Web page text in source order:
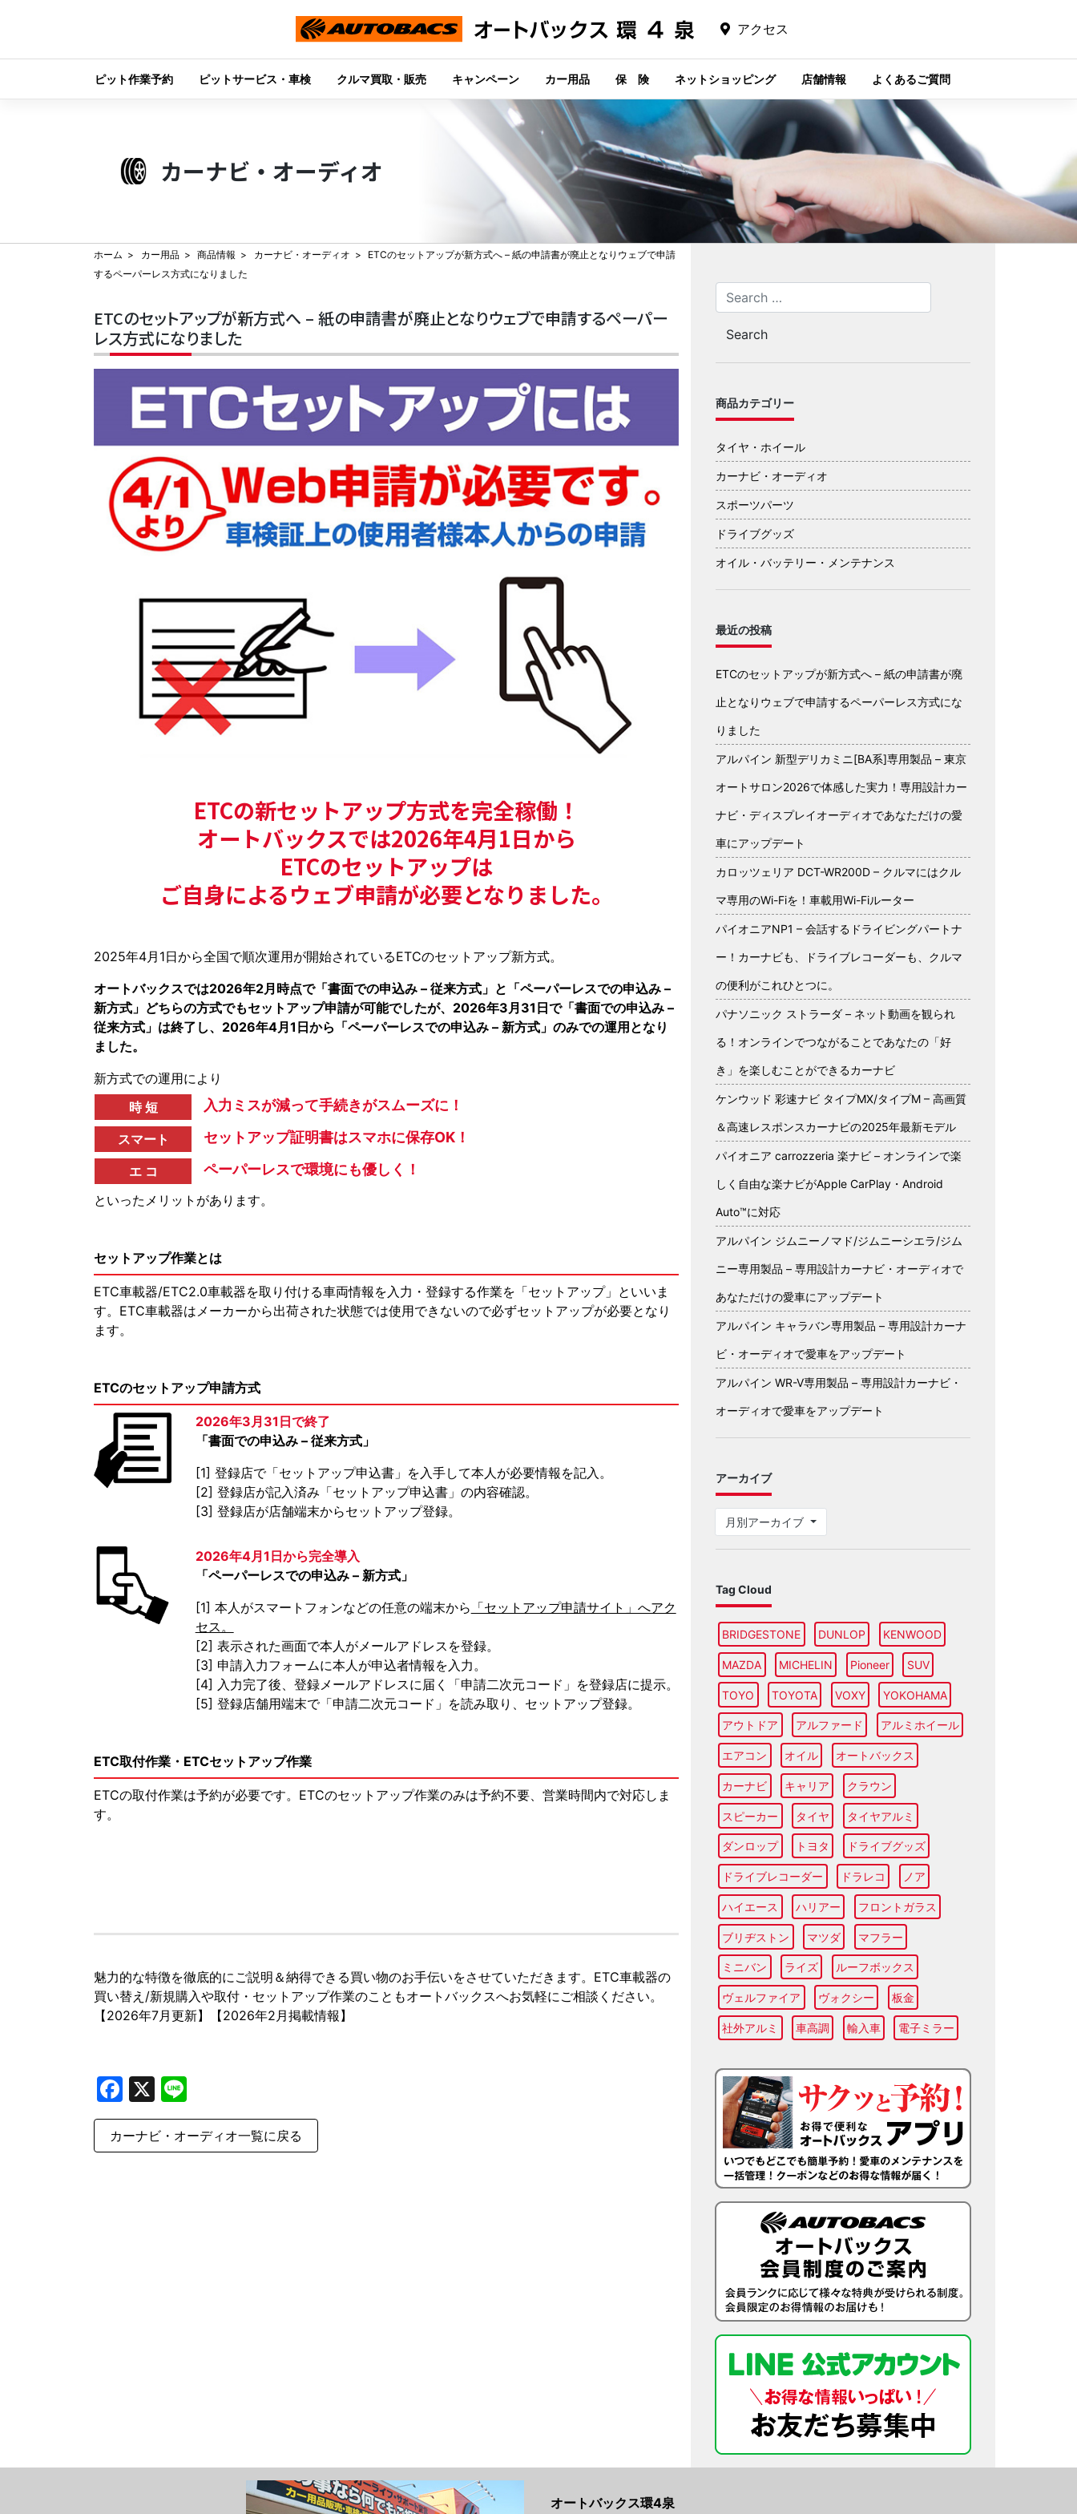
アクセス
ピット作業予約 ピットサービス・車検 クルマ買取・販売 キャンペーン カー用品 保 険 ネットショッピング 店舗情報 よくあるご質問
カーナビ・オーディオ
ホーム カー用品 商品情報 カーナビ・オーディオ
ETCのセットアップが新方式へ – 紙の申請書が廃止となりウェブで申請
するペーパーレス方式になりました
ETCのセットアップが新方式へ – 紙の申請書が廃止となりウェブで申請するペーパー
レス方式になりました
ETCの新セットアップ方式を完全稼働！
オートバックスでは2026年4月1日から
ETCのセットアップは
ご自身によるウェブ申請が必要となりました。
2025年4月1日から全国で順次運用が開始されているETCのセットアップ新方式。
オートバックスでは2026年2月時点で「書面での申込み – 従来方式」と「ペーパーレスでの申込み –
新方式」どちらの方式でもセットアップ申請が可能でしたが、2026年3月31日で「書面での申込み –
従来方式」は終了し、2026年4月1日から「ペーパーレスでの申込み – 新方式」のみでの運用となり
ました。
新方式での運用により
時 短
入力ミスが減って手続きがスムーズに！
スマート セットアップ証明書はスマホに保存OK！
エ コ ペーパーレスで環境にも優しく！
といったメリットがあります。
セットアップ作業とは
ETC車載器/ETC2.0車載器を取り付ける車両情報を入力・登録する作業を「セットアップ」といいま
す。ETC車載器はメーカーから出荷された状態では使用できないので必ずセットアップが必要となり
ます。
ETCのセットアップ申請方式
2026年3月31日で終了
「書面での申込み – 従来方式」
[1] 登録店で「セットアップ申込書」を入手して本人が必要情報を記入。
[2] 登録店が記入済み「セットアップ申込書」の内容確認。
[3] 登録店が店舗端末からセットアップ登録。
2026年4月1日から完全導入
「ペーパーレスでの申込み – 新方式」
[1] 本人がスマートフォンなどの任意の端末から 「セットアップ申請サイト」へアク
セス。
[2] 表示された画面で本人がメールアドレスを登録。
[3] 申請入力フォームに本人が申込者情報を入力。
[4] 入力完了後、登録メールアドレスに届く「申請二次元コード」を登録店に提示。
[5] 登録店舗用端末で「申請二次元コード」を読み取り、セットアップ登録。
ETC取付作業・ETCセットアップ作業
ETCの取付作業は予約が必要です。ETCのセットアップ作業のみは予約不要、営業時間内で対応しま
す。
魅力的な特徴を徹底的にご説明＆納得できる買い物のお手伝いをさせていただきます。ETC車載器の
買い替え/新規購入や取付・セットアップ作業のこともオートバックスへお気軽にご相談ください。
【2026年7月更新】【2026年2月掲載情報】
Facebook
X
カーナビ・オーディオ一覧に戻る
商品カテゴリー
タイヤ・ホイール
カーナビ・オーディオ
スポーツパーツ
ドライブグッズ
オイル・バッテリー・メンテナンス
最近の投稿
ETCのセットアップが新方式へ – 紙の申請書が廃
止となりウェブで申請するペーパーレス方式にな
りました
アルパイン 新型デリカミニ[BA系]専用製品 – 東京
オートサロン2026で体感した実力！専用設計カー
ナビ・ディスプレイオーディオであなただけの愛
車にアップデート
カロッツェリア DCT-WR200D – クルマにはクル
マ専用のWi-Fiを！車載用Wi-Fiルーター
パイオニアNP1 – 会話するドライビングパートナ
ー！カーナビも、ドライブレコーダーも、クルマ
の便利がこれひとつに。
パナソニック ストラーダ – ネット動画を観られ
る！オンラインでつながることであなたの「好
き」を楽しむことができるカーナビ
ケンウッド 彩速ナビ タイプMX/タイプM – 高画質
＆高速レスポンスカーナビの2025年最新モデル
パイオニア carrozzeria 楽ナビ – オンラインで楽
しく自由な楽ナビがApple CarPlay・Android
Auto™に対応
アルパイン ジムニーノマド/ジムニーシエラ/ジム
ニー専用製品 – 専用設計カーナビ・オーディオで
あなただけの愛車にアップデート
アルパイン キャラバン専用製品 – 専用設計カーナ
ビ・オーディオで愛車をアップデート
アルパイン WR-V専用製品 – 専用設計カーナビ・
オーディオで愛車をアップデート
アーカイブ
月別アーカイブ
Tag Cloud
BRIDGESTONE DUNLOP KENWOOD
MAZDA MICHELIN Pioneer SUV
TOYO TOYOTA VOXY YOKOHAMA
アウトドア アルファード アルミホイール
エアコン オイル オートバックス
カーナビ キャリア クラウン
スピーカー タイヤ タイヤアルミ
ダンロップ トヨタ ドライブグッズ
ドライブレコーダー ドラレコ ノア
ハイエース ハリアー フロントガラス
ブリヂストン マツダ マフラー
ミニバン ライズ ルーフボックス
ヴェルファイア ヴォクシー 板金
社外アルミ 車高調 輸入車 電子ミラー
オートバックス環4泉